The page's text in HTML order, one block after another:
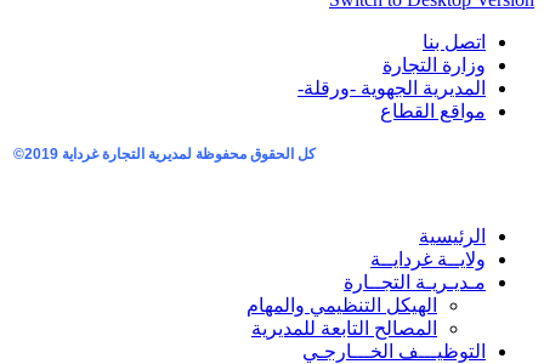
اتصل بنا
وزارة التجارة
المديرية الجهوية -ورقلة-
مواقع القطاع
كل الحقوق محفوظة لمديرية التجارة غرداية 2019©
الرئيسية
ولايــة غردايــة
مـديـريـة التجــارة
الهيكل التنظيمي والمهام
المصالح التابعة للمديرية
التوظيـــف الخـــارجـي